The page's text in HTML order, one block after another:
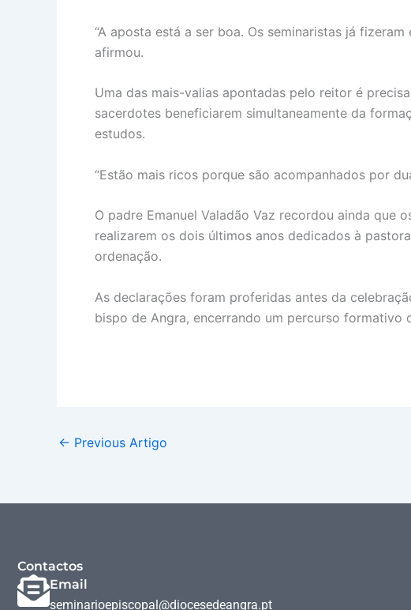
“A aposta está a ser boa. Os seminaristas já
afirmou.
Uma das mais-valias apontadas pelo reitor é
sacerdotes beneficiarem simultaneamente da
estudos.
“Estão mais ricos porque são acompanhados por
O padre Emanuel Valadão Vaz recordou ainda que
realizarem os dois últimos anos dedicados à
ordenação.
As declarações foram proferidas antes da
bispo de Angra, encerrando um percurso formativo
← Previous Artigo
Contactos
Email
seminarioepiscopal@diocesedeangra.pt